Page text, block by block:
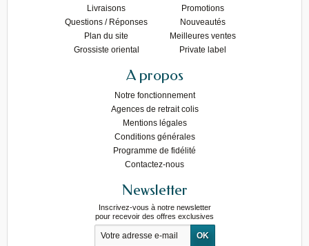
Livraisons
Questions / Réponses
Plan du site
Grossiste oriental
Promotions
Nouveautés
Meilleures ventes
Private label
A propos
Notre fonctionnement
Agences de retrait colis
Mentions légales
Conditions générales
Programme de fidélité
Contactez-nous
Newsletter
Inscrivez-vous à notre newsletter
pour recevoir des offres exclusives